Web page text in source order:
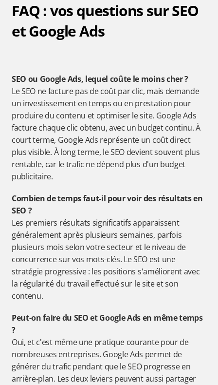
FAQ : vos questions sur SEO
et Google Ads
SEO ou Google Ads, lequel coûte le moins cher ?
Le SEO ne facture pas de coût par clic, mais demande
un investissement en temps ou en prestation pour
produire du contenu et optimiser le site. Google Ads
facture chaque clic obtenu, avec un budget continu. À
court terme, Google Ads représente un coût direct
plus visible. À long terme, le SEO devient souvent plus
rentable, car le trafic ne dépend plus d'un budget
publicitaire.
Combien de temps faut-il pour voir des résultats en
SEO ?
Les premiers résultats significatifs apparaissent
généralement après plusieurs semaines, parfois
plusieurs mois selon votre secteur et le niveau de
concurrence sur vos mots-clés. Le SEO est une
stratégie progressive : les positions s'améliorent avec
la régularité du travail effectué sur le site et son
contenu.
Peut-on faire du SEO et Google Ads en même temps
?
Oui, et c'est même une pratique courante pour de
nombreuses entreprises. Google Ads permet de
générer du trafic pendant que le SEO progresse en
arrière-plan. Les deux leviers peuvent aussi partager